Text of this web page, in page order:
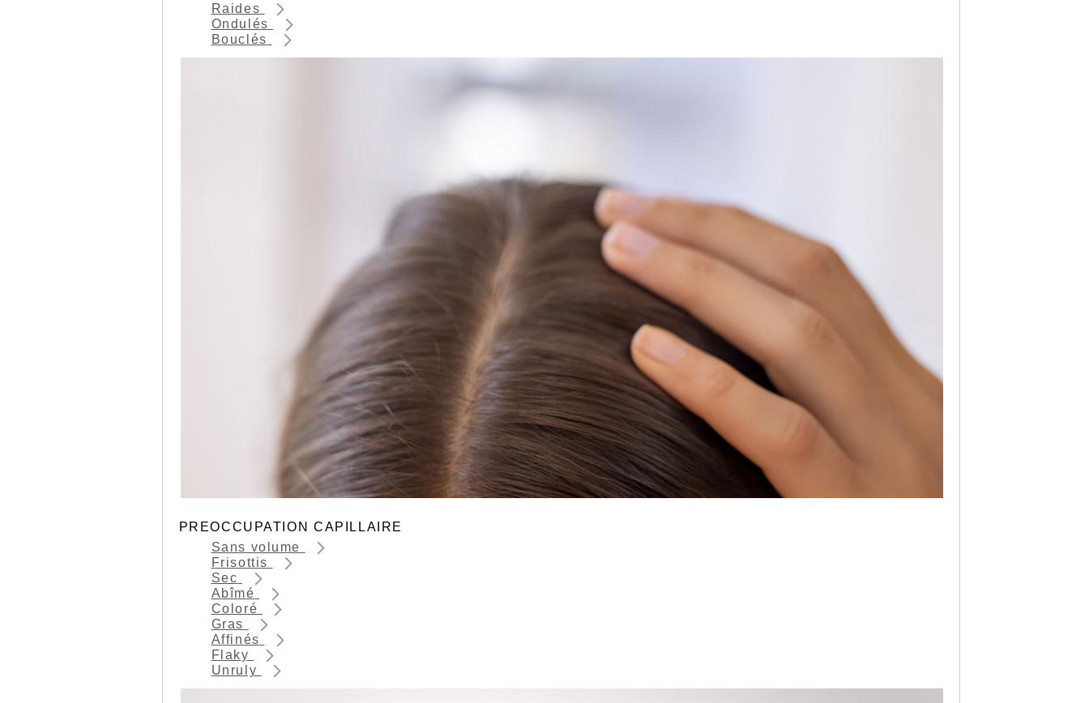
Raides
Ondulés
Bouclés
PREOCCUPATION CAPILLAIRE
Sans volume
Frisottis
Sec
Abîmé
Coloré
Gras
Affinés
Flaky
Unruly